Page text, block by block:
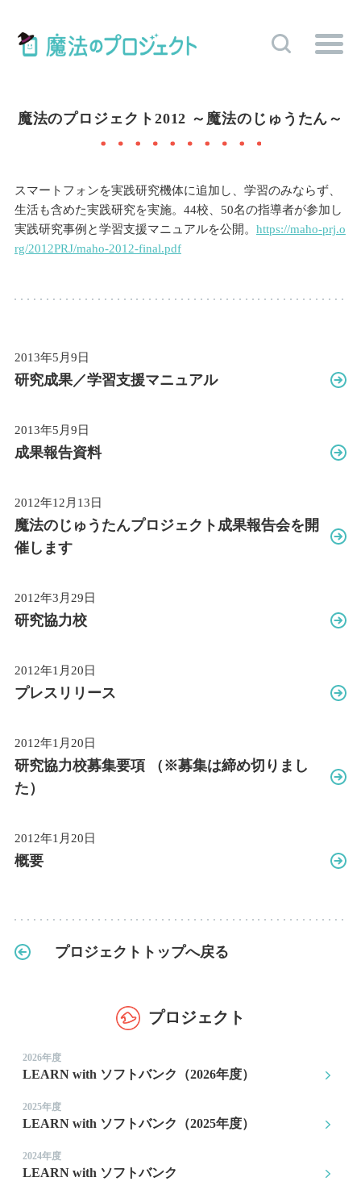
魔法のプロジェクト2012 ～魔法のじゅうたん～
スマートフォンを実践研究機体に追加し、学習のみならず、
生活も含めた実践研究を実施。44校、50名の指導者が参加し
実践研究事例と学習支援マニュアルを公開。 https://maho-prj.o
rg/2012PRJ/maho-2012-final.pdf
2013年5月9日
研究成果／学習支援マニュアル
2013年5月9日
成果報告資料
2012年12月13日
魔法のじゅうたんプロジェクト成果報告会を 開
催します
2012年3月29日
研究協力校
2012年1月20日
プレスリリース
2012年1月20日
研究協力校募集要項 （※募集は締め切りまし
た）
2012年1月20日
概要
プロジェクトトップへ戻る
プロジェクト
2026年度
LEARN with ソフトバンク（2026年度）
2025年度
LEARN with ソフトバンク（2025年度）
2024年度
LEARN with ソフトバンク